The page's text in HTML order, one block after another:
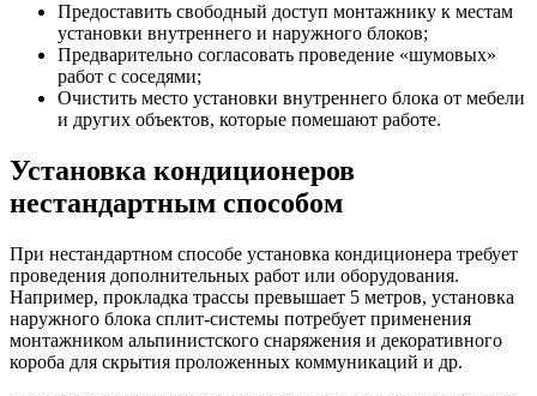
Предоставить свободный доступ монтажнику к местам
установки внутреннего и наружного блоков;
Предварительно согласовать проведение «шумовых»
работ с соседями;
Очистить место установки внутреннего блока от мебели
и других объектов, которые помешают работе.
Установка кондиционеров
нестандартным способом
При нестандартном способе установка кондиционера требует
проведения дополнительных работ или оборудования.
Например, прокладка трассы превышает 5 метров, установка
наружного блока сплит-системы потребует применения
монтажником альпинистского снаряжения и декоративного
короба для скрытия проложенных коммуникаций и др.